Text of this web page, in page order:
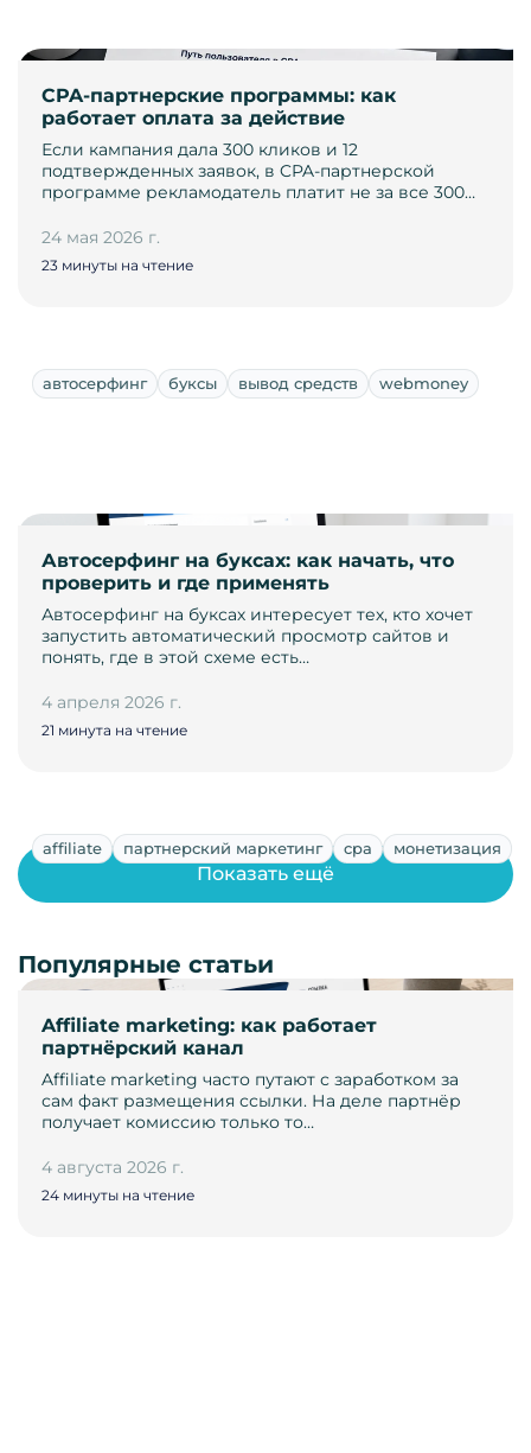
CPA-партнерские программы: как
работает оплата за действие
Если кампания дала 300 кликов и 12
подтвержденных заявок, в CPA-партнерской
программе рекламодатель платит не за все 300…
24 мая 2026 г.
23 минуты на чтение
автосерфинг буксы вывод средств webmoney
Автосерфинг на буксах: как начать, что
проверить и где применять
Автосерфинг на буксах интересует тех, кто хочет
запустить автоматический просмотр сайтов и
понять, где в этой схеме есть…
4 апреля 2026 г.
21 минута на чтение
affiliate партнерский маркетинг cpa монетизация
Affiliate marketing: как работает
партнёрский канал
Affiliate marketing часто путают с заработком за
сам факт размещения ссылки. На деле партнёр
получает комиссию только то…
4 августа 2026 г.
24 минуты на чтение
Показать ещё
Популярные статьи